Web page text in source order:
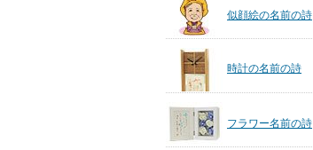
似顔絵の名前の詩
時計の名前の詩
フラワー名前の詩